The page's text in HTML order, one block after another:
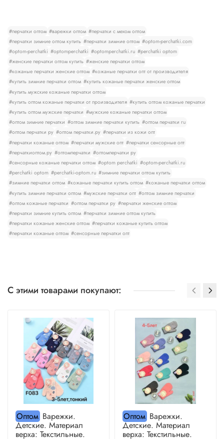
#перчатки оптом #варежки оптом #перчатки с мехом оптом
#перчатки зимние оптом купить #перчатки зимние оптом #optom-perchatki.com
#optom-perchatki #optomperchatki #optomperchatki.ru #perchatki optom
#женские перчатки оптом купить #женские перчатки оптом
#кожаные перчатки женские оптом #кожаные перчатки опт от производителя
#купить зимние перчатки оптом #купить кожаные перчатки женские оптом
#купить мужские кожаные перчатки оптом
#купить оптом кожаные перчатки от производителя #купить оптом кожаные перчатки
#купить оптом мужские перчатки #мужские кожаные перчатки оптом
#оптом зимние перчатки #оптом зимние перчатки купить #оптом перчатки ru
#оптом перчатки ру #оптом перчатки.ру #перчатки из кожи опт
#перчатки кожаные оптом #перчатки мужские опт #перчатки сенсорные опт
#перчаткиоптом.ру #оптомперчатки #оптомперчатки ру
#сенсорные кожаные перчатки оптом #optom perchatki #optom-perchatki.ru
#perchatki optom #perchatki-optom.ru #зимние перчатки оптом купить
#зимние перчатки оптом #кожаные перчатки купить оптом #кожаные перчатки оптом
#купить зимние перчатки оптом #мужские перчатки опт #оптом зимние перчатки
#оптом кожаные перчатки #оптом перчатки ру #перчатки женские оптом
#перчатки зимние купить оптом #перчатки зимние оптом купить
#перчатки кожаные женские оптом #перчатки кожаные купить оптом
#перчатки кожаные оптом #сенсорные перчатки опт
С этими товарами покупают:
ОптомВарежки.
Детские. Материал
верха: Текстильные.
ОптомВарежки.
Детские. Материал
верха: Текстильные.